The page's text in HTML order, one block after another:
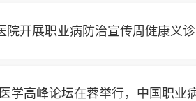
开展职业病防治宣传周健康义
学高峰论坛在蓉举行，中国职业